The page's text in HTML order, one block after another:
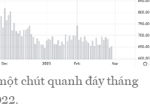
chút quanh đáy tháng